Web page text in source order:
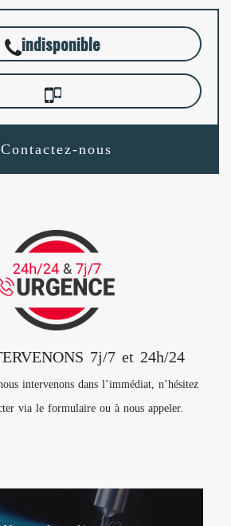
indisponible
Contactez-nous
7j/7 et 24h/24
intervenons dans l’immédiat, n’hésitez
via le formulaire ou à nous appeler.